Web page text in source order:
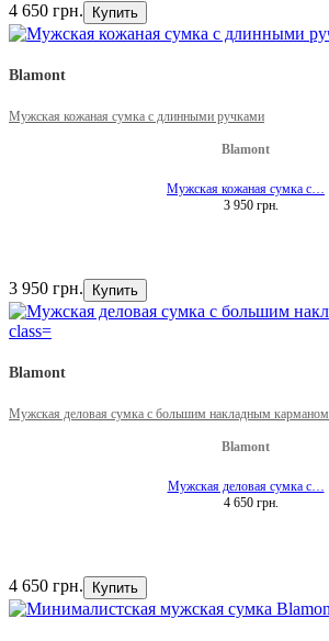
4 650 грн. Купить
Blamont
Мужская кожаная сумка с длинными ручками
Blamont
Мужская кожаная сумка с…
3 950 грн.
3 950 грн. Купить
Blamont
Мужская деловая сумка с большим накладным карманом
Blamont
Мужская деловая сумка с…
4 650 грн.
4 650 грн. Купить